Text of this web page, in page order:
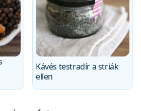
Kávés testradír a striák
ellen